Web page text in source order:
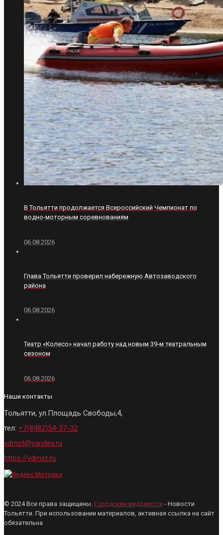
В Тольятти продолжается Всероссийский Чемпионат по
водно-моторным соревнованиям
06.08.2026
Глава Тольятти проверил набережную Автозаводского
района
06.08.2026
Театр «Колесо» начал работу над новым 39‑м театральным
сезоном
06.08.2026
Наши контакты
Тольятти, ул.Площадь Свободы,4,
тел: +7(8482)54-37-32
vdmst@yandex.ru
https://vdmst.ru
© 2024 Все права защищены. Городские ведомости - Новости
Тольятти. При использовании материалов, активная ссылка на сайт
обязательна